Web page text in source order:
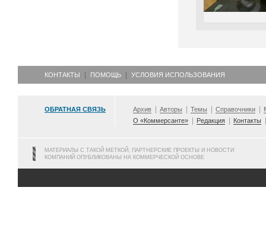
КОНТАКТЫ ПОМОЩЬ УСЛОВИЯ ИСПОЛЬЗОВАНИЯ
ОБРАТНАЯ СВЯЗЬ Архив Авторы Темы Справочники
О «Коммерсанте»
Редакция Контакты
МАТЕРИАЛЫ С ТАКОЙ МЕТКОЙ, ПАРТНЕРСКИЕ ПРОЕКТЫ И НОВОСТИ
КОМПАНИЙ ОПУБЛИКОВАНЫ НА КОММЕРЧЕСКОЙ ОСНОВЕ